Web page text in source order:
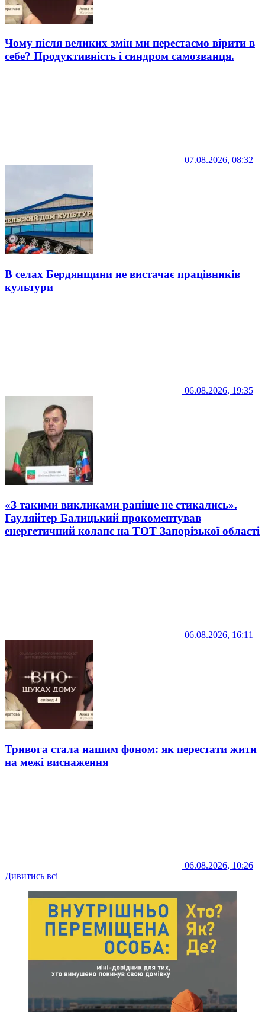
Чому після великих змін ми перестаємо вірити в
себе? Продуктивність і синдром самозванця.
07.08.2026, 08:32
В селах Бердянщини не вистачає працівників
культури
06.08.2026, 19:35
«З такими викликами раніше не стикались».
Гауляйтер Балицький прокоментував
енергетичний колапс на ТОТ Запорізької області
06.08.2026, 16:11
Тривога стала нашим фоном: як перестати жити
на межі виснаження
06.08.2026, 10:26
Дивитись всі